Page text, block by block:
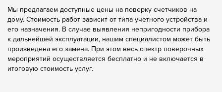
Мы предлагаем доступные цены на поверку счетчиков на
дому. Стоимость работ зависит от типа учетного устройства и
его назначения. В случае выявления непригодности прибора
к дальнейшей эксплуатации, нашим специалистом может быть
произведена его замена. При этом весь спектр поверочных
мероприятий осуществляется бесплатно и не включается в
итоговую стоимость услуг.